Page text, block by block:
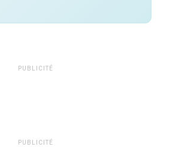
PUBLICITÉ
PUBLICITÉ